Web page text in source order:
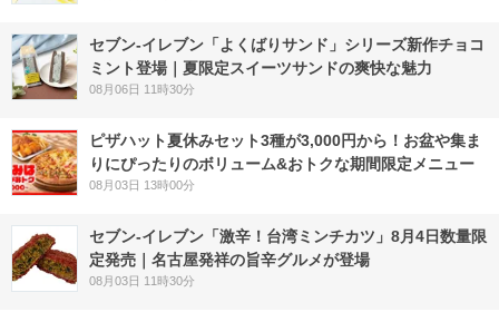
セブン‐イレブン「よくばりサンド」シリーズ新作チョコ
ミント登場｜夏限定スイーツサンドの爽快な魅力
08月06日 11時30分
ピザハット夏休みセット3種が3,000円から！お盆や集ま
りにぴったりのボリューム&おトクな期間限定メニュー
08月03日 13時00分
セブン-イレブン「激辛！台湾ミンチカツ」8月4日数量限
定発売｜名古屋発祥の旨辛グルメが登場
08月03日 11時30分